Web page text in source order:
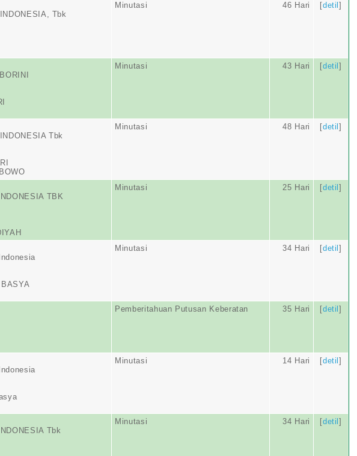
Tbk
Minutasi 46 Hari [detil]
Minutasi 43 Hari [detil]
Tbk
Minutasi 48 Hari [detil]
TBK
Minutasi 25 Hari [detil]
Minutasi 34 Hari [detil]
Pemberitahuan Putusan Keberatan 35 Hari [detil]
Minutasi 14 Hari [detil]
Tbk
Minutasi 34 Hari [detil]